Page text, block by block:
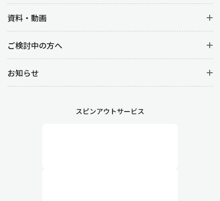
資料・動画
ご検討中の方へ
お知らせ
スピンアウトサービス